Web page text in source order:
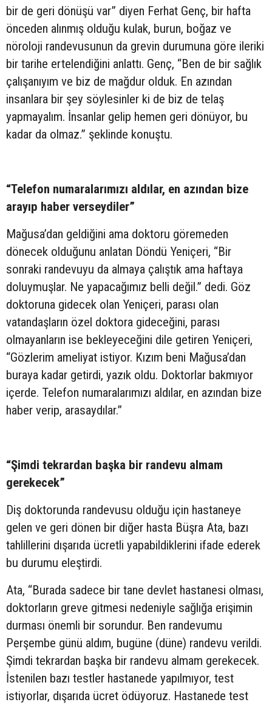
bir de geri dönüşü var” diyen Ferhat Genç, bir hafta
önceden alınmış olduğu kulak, burun, boğaz ve
nöroloji randevusunun da grevin durumuna göre ileriki
bir tarihe ertelendiğini anlattı. Genç, “Ben de bir sağlık
çalışanıyım ve biz de mağdur olduk. En azından
insanlara bir şey söylesinler ki de biz de telaş
yapmayalım. İnsanlar gelip hemen geri dönüyor, bu
kadar da olmaz.” şeklinde konuştu.
“Telefon numaralarımızı aldılar, en azından bize
arayıp haber verseydiler”
Mağusa’dan geldiğini ama doktoru göremeden
dönecek olduğunu anlatan Döndü Yeniçeri, “Bir
sonraki randevuyu da almaya çalıştık ama haftaya
doluymuşlar. Ne yapacağımız belli değil.” dedi. Göz
doktoruna gidecek olan Yeniçeri, parası olan
vatandaşların özel doktora gideceğini, parası
olmayanların ise bekleyeceğini dile getiren Yeniçeri,
“Gözlerim ameliyat istiyor. Kızım beni Mağusa’dan
buraya kadar getirdi, yazık oldu. Doktorlar bakmıyor
içerde. Telefon numaralarımızı aldılar, en azından bize
haber verip, arasaydılar.”
“Şimdi tekrardan başka bir randevu almam
gerekecek”
Diş doktorunda randevusu olduğu için hastaneye
gelen ve geri dönen bir diğer hasta Büşra Ata, bazı
tahlillerini dışarıda ücretli yapabildiklerini ifade ederek
bu durumu eleştirdi.
Ata, “Burada sadece bir tane devlet hastanesi olması,
doktorların greve gitmesi nedeniyle sağlığa erişimin
durması önemli bir sorundur. Ben randevumu
Perşembe günü aldım, bugüne (düne) randevu verildi.
Şimdi tekrardan başka bir randevu almam gerekecek.
İstenilen bazı testler hastanede yapılmıyor, test
istiyorlar, dışarıda ücret ödüyoruz. Hastanede test